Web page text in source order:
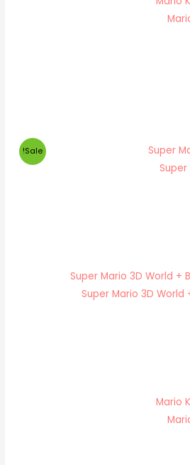
Super Mario 3D World
Sale!